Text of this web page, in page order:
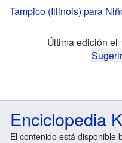
Tampico (Illinois) para
Última edición el
Enciclopedia
El contenido está disponible